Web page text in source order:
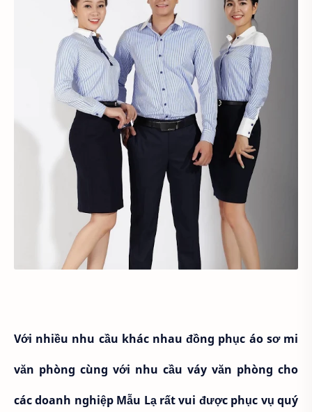
Với nhiều nhu cầu khác nhau đồng phục áo sơ mi
văn phòng cùng với nhu cầu váy văn phòng cho
các doanh nghiệp Mẫu Lạ rất vui được phục vụ quý